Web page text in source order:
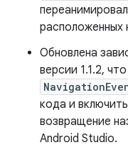
расположенных
Обновлена
версии 1.1.2,
кода и
возвращение
Android Studio.